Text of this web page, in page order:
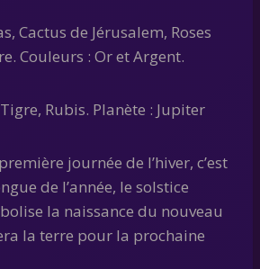
Cactus de Jérusalem, Roses
Couleurs : Or et Argent.
Rubis. Planète : Jupiter
journée de l’hiver, c’est
de l’année, le solstice
la naissance du nouveau
la terre pour la prochaine